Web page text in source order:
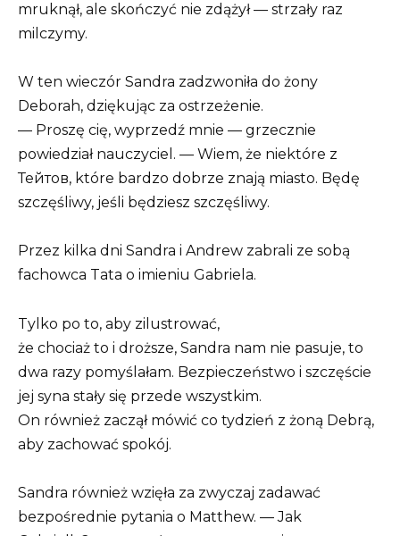
mruknął, ale skończyć nie zdążył — strzały raz
milczymy.
W ten wieczór Sandra zadzwoniła do żony
Deborah, dziękując za ostrzeżenie.
— Proszę cię, wyprzedź mnie — grzecznie
powiedział nauczyciel. — Wiem, że niektóre z
Тейтов, które bardzo dobrze znają miasto. Będę
szczęśliwy, jeśli będziesz szczęśliwy.
Przez kilka dni Sandra i Andrew zabrali ze sobą
fachowca Tata o imieniu Gabriela.
Tylko po to, aby zilustrować,
że chociaż to i droższe, Sandra nam nie pasuje, to
dwa razy pomyślałam. Bezpieczeństwo i szczęście
jej syna stały się przede wszystkim.
On również zaczął mówić co tydzień z żoną Debrą,
aby zachować spokój.
Sandra również wzięła za zwyczaj zadawać
bezpośrednie pytania o Matthew. — Jak